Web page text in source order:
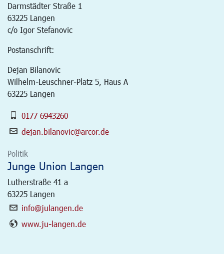
Darmstädter Straße 1
63225 Langen
c/o Igor Stefanovic
Postanschrift:
Dejan Bilanovic
Wilhelm-Leuschner-Platz 5, Haus A
63225 Langen
0177 6943260
dejan.bilanovic@arcor.de
Politik
Junge Union Langen
Lutherstraße 41 a
63225 Langen
info@julangen.de
www.ju-langen.de